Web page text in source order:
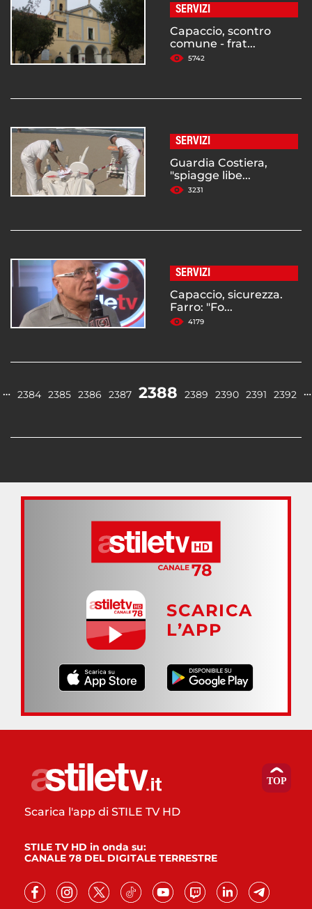
SERVIZI
Capaccio, scontro
comune - frat...
5742
SERVIZI
Guardia Costiera,
"spiagge libe...
3231
SERVIZI
Capaccio, sicurezza.
Farro: "Fo...
4179
… 2384 2385 2386 2387 2388 2389 2390 2391 2392 …
SCARICA
L’APP
Scarica l'app di STILE TV HD
STILE TV HD in onda su:
CANALE 78 DEL DIGITALE TERRESTRE